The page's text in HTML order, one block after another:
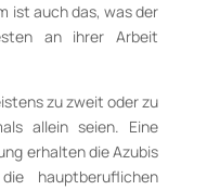
ist auch das, was der
an ihrer Arbeit
zu zweit oder zu
allein seien. Eine
erhalten die Azubis
hauptberuflichen